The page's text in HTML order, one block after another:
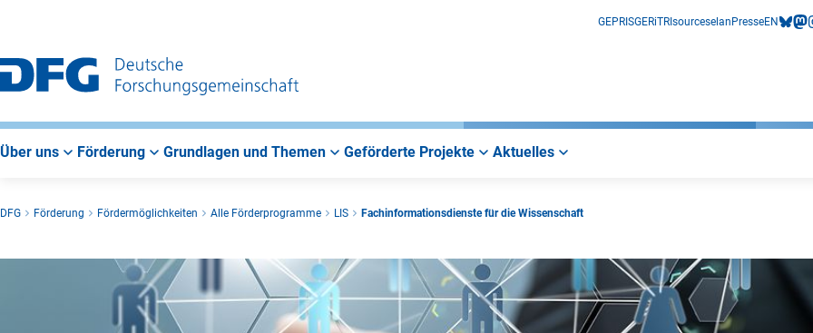
GEPRISGERiTRIsourceselan PresseEN
Über uns Förderung Grundlagen und Themen Geförderte Projekte Aktuelles
DFG Förderung Fördermöglichkeiten Alle Förderprogramme LIS Fachinformationsdienste für die Wissenschaft